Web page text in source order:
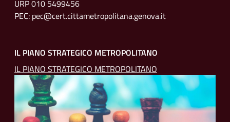
URP 010 5499456
PEC: pec@cert.cittametropolitana.genova.it
IL PIANO STRATEGICO METROPOLITANO
IL PIANO STRATEGICO METROPOLITANO